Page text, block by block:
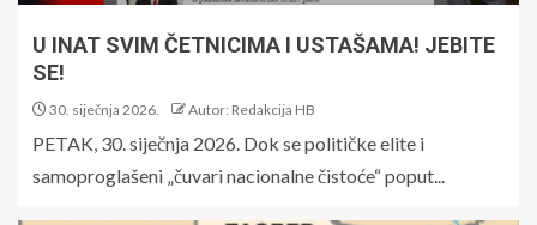
U INAT SVIM ČETNICIMA I USTAŠAMA! JEBITE
SE!
30. siječnja 2026. Autor: Redakcija HB
PETAK, 30. siječnja 2026. Dok se političke elite i
samoproglašeni „čuvari nacionalne čistoće“ poput...